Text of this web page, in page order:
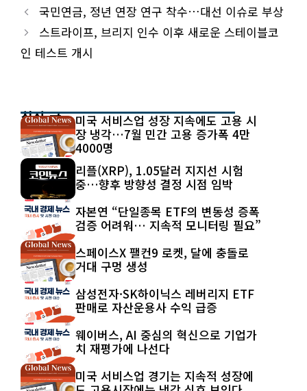
국민연금, 정년 연장 연구 착수…대선 이슈로 부상
스트라이프, 브리지 인수 이후 새로운 스테이블코
인 테스트 개시
최신 글
미국 서비스업 성장 지속에도 고용 시
장 냉각…7월 민간 고용 증가폭 4만
4000명
리플(XRP), 1.05달러 지지선 시험
중…향후 방향성 결정 시점 임박
자본연 “단일종목 ETF의 변동성 증폭
검증 어려워… 지속적 모니터링 필요”
스페이스X 팰컨9 로켓, 달에 충돌로
거대 구멍 생성
삼성전자·SK하이닉스 레버리지 ETF
판매로 자산운용사 수익 급증
웨이버스, AI 중심의 혁신으로 기업가
치 재평가에 나선다
미국 서비스업 경기는 지속적 성장에